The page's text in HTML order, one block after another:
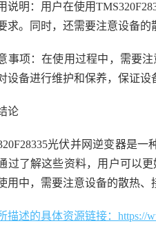
说明：用户在使用
求。同时，还需要注意设备的
事项：在使用过程中，需要
设备进行维护和保养，保证设
论
光伏并网逆变器是
过了解这些资料，用户可以
用中，需要注意设备的散热、
描述的具体资源链接：https://